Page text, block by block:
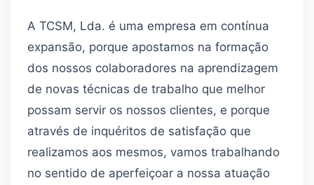
A TCSM, Lda. é uma empresa em contínua
expansão, porque apostamos na formação
dos nossos colaboradores na aprendizagem
de novas técnicas de trabalho que melhor
possam servir os nossos clientes, e porque
através de inquéritos de satisfação que
realizamos aos mesmos, vamos trabalhando
no sentido de aperfeiçoar a nossa atuação